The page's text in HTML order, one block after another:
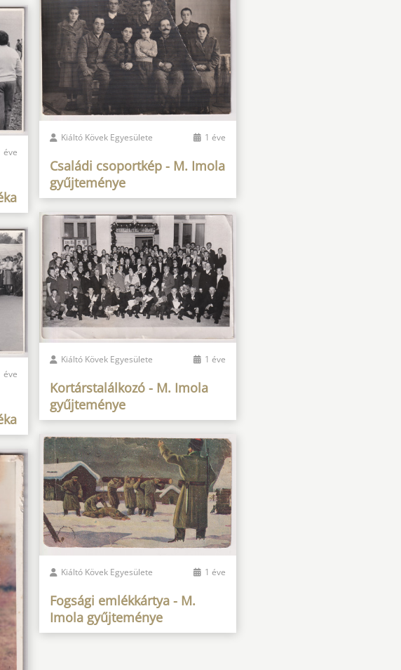
éve
éve
Kiáltó Kövek Egyesülete 1 éve
Családi csoportkép - M. Imola
gyűjteménye
Kiáltó Kövek Egyesülete 1 éve
Kortárstalálkozó - M. Imola
gyűjteménye
Kiáltó Kövek Egyesülete 1 éve
Fogsági emlékkártya - M.
Imola gyűjteménye